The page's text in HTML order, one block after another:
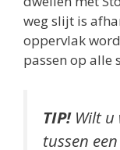
weg slijt is
oppervlak
passen op alle
TIP! Wilt u
tussen